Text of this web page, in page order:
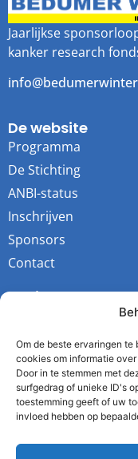
Om de beste ervaringen
cookies om informatie
Door in te stemmen met
surfgedrag of unieke ID's
toestemming geeft of uw
invloed hebben op
Jaarlijkse
kanker research
De website
Programma
De Stichting
ANBI-status
Inschrijven
Sponsors
Contact
Socials
Instagram
Facebook
Twitter
Kvk: 64343731